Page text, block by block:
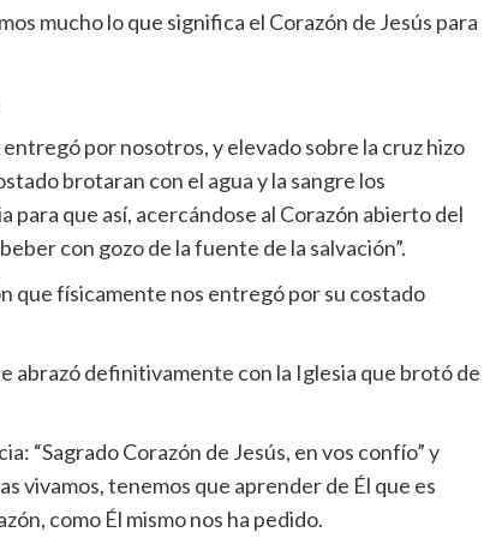
mucho lo que significa el Corazón de Jesús para
entregó por nosotros, y elevado sobre la cruz hizo
brotaran con el agua y la sangre los
para que así, acercándose al Corazón abierto del
con gozo de la fuente de la salvación”.
que físicamente nos entregó por su costado
abrazó definitivamente con la Iglesia que brotó de
“Sagrado Corazón de Jesús, en vos confío” y
vivamos, tenemos que aprender de Él que es
como Él mismo nos ha pedido.